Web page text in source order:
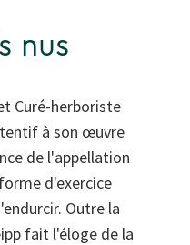
nus
Curé-herboriste
à son œuvre
de l'appellation
d'exercice
Outre la
fait l'éloge de la